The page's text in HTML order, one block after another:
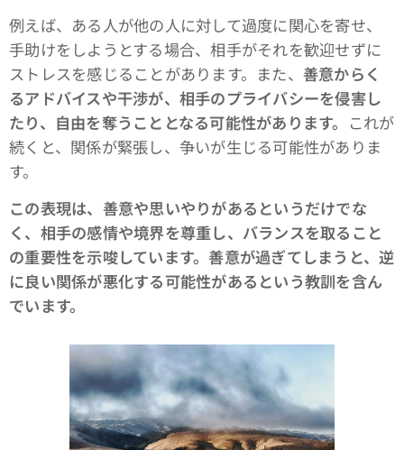
例えば、ある人が他の人に対して過度に関心を寄せ、
手助けをしようとする場合、相手がそれを歓迎せずに
ストレスを感じることがあります。また、 善意からく
るアドバイスや干渉が、相手のプライバシーを侵害し
たり、自由を奪うこととなる可能性があります。 これが
続くと、関係が緊張し、争いが生じる可能性がありま
す。
この表現は、善意や思いやりがあるというだけでな
く、相手の感情や境界を尊重し、バランスを取ること
の重要性を示唆しています。善意が過ぎてしまうと、逆
に良い関係が悪化する可能性があるという教訓を含ん
でいます。